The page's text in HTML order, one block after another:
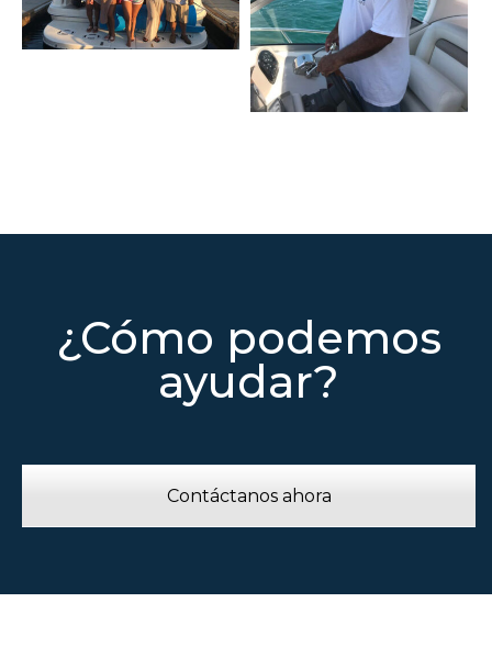
¿Cómo podemos
ayudar?
Contáctanos ahora